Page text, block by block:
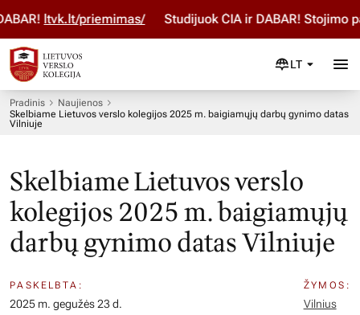
ltvk.lt/priemimas/ Studijuok ČIA ir DABAR! Stojimo
LT
Pradinis
Naujienos
Skelbiame Lietuvos verslo kolegijos 2025 m. baigiamųjų darbų gynimo datas
Vilniuje
Skelbiame Lietuvos verslo
kolegijos 2025 m. baigiamųjų
darbų gynimo datas Vilniuje
PASKELBTA:
2025 m. gegužės 23 d.
ŽYMOS:
Vilnius